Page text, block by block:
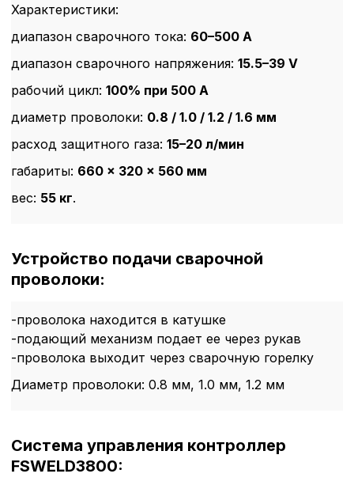
Характеристики:
диапазон сварочного тока: 60–500 A
диапазон сварочного напряжения: 15.5–39 V
рабочий цикл: 100% при 500 A
диаметр проволоки: 0.8 / 1.0 / 1.2 / 1.6 мм
расход защитного газа: 15–20 л/мин
габариты: 660 × 320 × 560 мм
вес: 55 кг.
Устройство подачи сварочной
проволоки:
-проволока находится в катушке
-подающий механизм подает ее через рукав
-проволока выходит через сварочную горелку
Диаметр проволоки: 0.8 мм, 1.0 мм, 1.2 мм
Система управления контроллер
FSWELD3800: